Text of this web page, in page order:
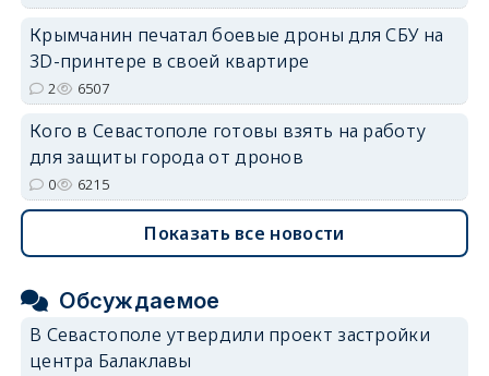
Крымчанин печатал боевые дроны для СБУ на
3D-принтере в своей квартире
2 6507
Кого в Севастополе готовы взять на работу
для защиты города от дронов
0 6215
Показать все новости
Обсуждаемое
В Севастополе утвердили проект застройки
центра Балаклавы